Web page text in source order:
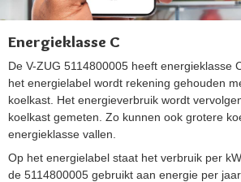
Energieklasse C
De V-ZUG 5114800005 heeft energieklasse
het energielabel wordt rekening gehouden
koelkast. Het energieverbruik wordt
koelkast gemeten. Zo kunnen ook grotere
energieklasse vallen.
Op het energielabel staat het verbruik per
de 5114800005 gebruikt aan energie per